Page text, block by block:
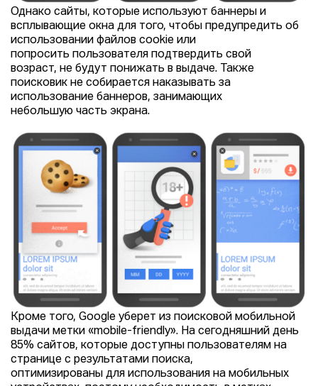
Однако сайты, которые используют баннеры и
всплывающие окна для того, чтобы предупредить об
использовании файлов cookie или
попросить пользователя подтвердить свой
возраст, не будут понижать в выдаче. Также
поисковик не собирается наказывать за
использование баннеров, занимающих
небольшую часть экрана.
Кроме того, Google уберет из поисковой мобильной
выдачи метки «mobile-friendly». На сегодняшний день
85% сайтов, которые доступны пользователям на
странице с результатами поиска,
оптимизированы для использования на мобильных